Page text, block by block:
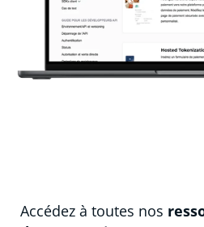
Accédez à toutes nos